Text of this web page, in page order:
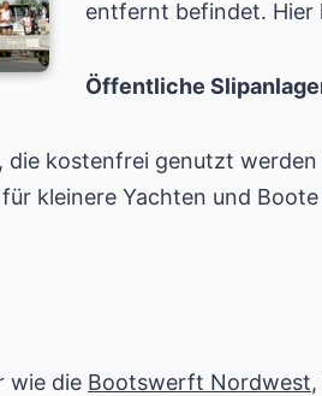
entfernt befindet. Hier
Öffentliche
kostenfrei genutzt werden
kleinere Yachten und
wie die Bootswerft Nordwest